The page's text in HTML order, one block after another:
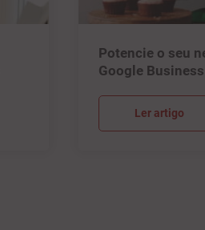
Potencie o seu
Google
Ler artigo